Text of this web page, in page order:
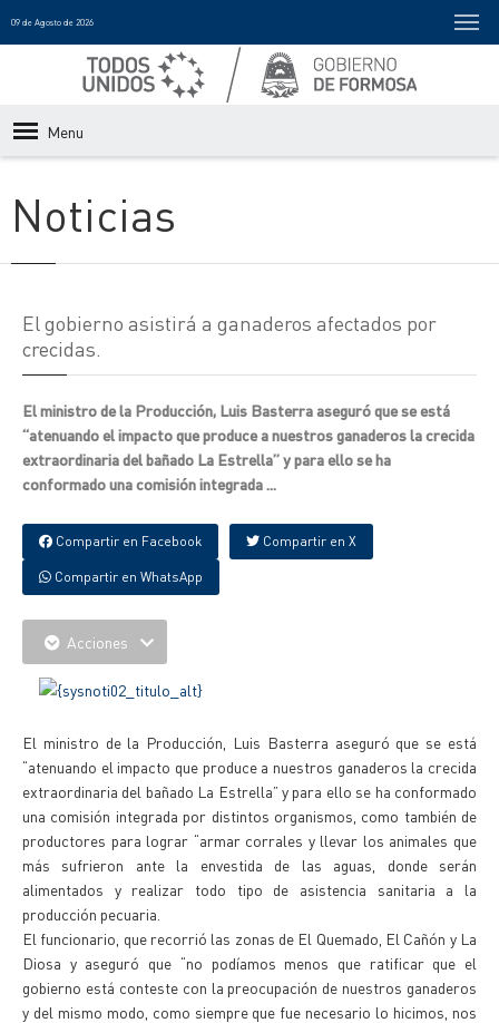
09 de Agosto de 2026
Menu
Noticias
El gobierno asistirá a ganaderos afectados por
crecidas.
El ministro de la Producción, Luis Basterra aseguró que se está
“atenuando el impacto que produce a nuestros ganaderos la crecida
extraordinaria del bañado La Estrella” y para ello se ha
conformado una comisión integrada ...
Compartir en Facebook Compartir en X
Compartir en WhatsApp
Acciones
El ministro de la Producción, Luis Basterra aseguró que se está
“atenuando el impacto que produce a nuestros ganaderos la crecida
extraordinaria del bañado La Estrella” y para ello se ha conformado
una comisión integrada por distintos organismos, como también de
productores para lograr “armar corrales y llevar los animales que
más sufrieron ante la envestida de las aguas, donde serán
alimentados y realizar todo tipo de asistencia sanitaria a la
producción pecuaria.
El funcionario, que recorrió las zonas de El Quemado, El Cañón y La
Diosa y aseguró que “no podíamos menos que ratificar que el
gobierno está conteste con la preocupación de nuestros ganaderos
y del mismo modo, como siempre que fue necesario lo hicimos, nos